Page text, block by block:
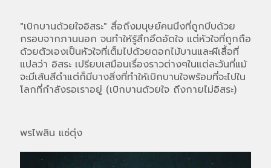
"เบิกบานด้วยใจอิสระ" สื่อถึงมนุษย์คนนึงที่ถูกบีบด้วย
กรอบจากภานนอก จนทำให้รู้สึกอึดอัดใจ แต่หัวใจที่ถูกถือ
ด้วยตัวเองเป็นหัวใจที่เต็มไปด้วยดอกไม้บานและผีเสื้อที่
แปลว่า อิสระ เปรียบเสมือนเรื่องราวต่างๆในแต่ละวันที่แม้
จะมีเส้นสีดำแต่ก็มีบางสิ่งที่ทำให้เบิกบานใจพร้อมที่จะไปใน
โลกที่กำลังรอเราอยู่ (เบิกบานด้วยใจ ถึงกายไม่อิสระ)
พรไพลิน แซ่ตุ่ง